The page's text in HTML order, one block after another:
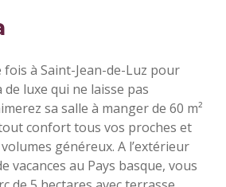
fois à Saint-Jean-de-Luz pour
luxe qui ne laisse pas
sa salle à manger de 60 m²
confort tous vos proches et
généreux. A l’extérieur
vacances au Pays basque, vous